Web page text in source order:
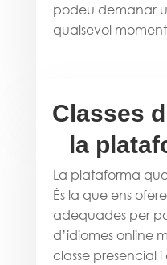
podeu demanar
qualsevol
Classes
la
La plataforma
És la que ens
adequades per
d’idiomes online
classe presencial i